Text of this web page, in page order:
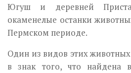
Югуш и деревней
окаменелые останки
Пермском периоде.
Один из видов этих
в знак того, что найдена